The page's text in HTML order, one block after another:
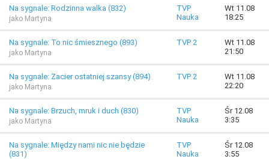
Na sygnale: Rodzinna walka (832)
jako Martyna
TVP
Nauka
Wt 11.08
18:25
Na sygnale: To nic śmiesznego (893)
jako Martyna
TVP 2
Wt 11.08
21:50
Na sygnale: Zacier ostatniej szansy (894)
jako Martyna
TVP 2
Wt 11.08
22:20
Na sygnale: Brzuch, mruk i duch (830)
jako Martyna
TVP
Nauka
Śr 12.08
3:35
Na sygnale: Między nami nic nie będzie
(831)
TVP
Nauka
Śr 12.08
3:55